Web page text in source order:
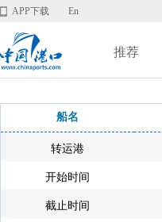
APP下载 En
推荐
船名
转运港
开始时间
截止时间